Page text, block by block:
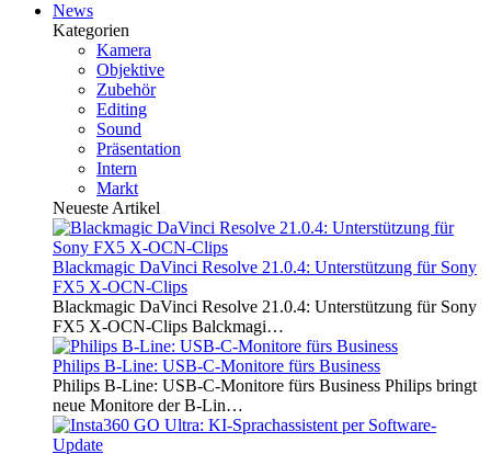
News
Kategorien
Kamera
Objektive
Zubehör
Editing
Sound
Präsentation
Intern
Markt
Neueste Artikel
Blackmagic DaVinci Resolve 21.0.4: Unterstützung für Sony
FX5 X-OCN-Clips
Blackmagic DaVinci Resolve 21.0.4: Unterstützung für Sony
FX5 X-OCN-Clips Balckmagi…
Philips B-Line: USB-C-Monitore fürs Business
Philips B-Line: USB-C-Monitore fürs Business Philips bringt
neue Monitore der B-Lin…